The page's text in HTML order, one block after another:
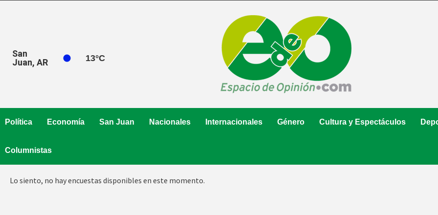
San
Juan, AR
13°C
Política Economía San Juan Nacionales Internacionales Género Cultura y Espectáculos
Columnistas
Lo siento, no hay encuestas disponibles en este momento.